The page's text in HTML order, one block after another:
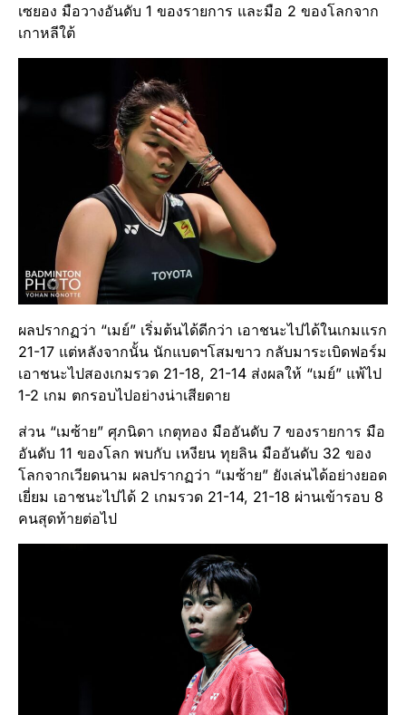
เซยอง มือวางอันดับ 1 ของรายการ และมือ 2 ของโลกจาก
เกาหลีใต้
ผลปรากฏว่า “เมย์” เริ่มต้นได้ดีกว่า เอาชนะไปได้ในเกมแรก
21-17 แต่หลังจากนั้น นักแบดฯโสมขาว กลับมาระเบิดฟอร์ม
เอาชนะไปสองเกมรวด 21-18, 21-14 ส่งผลให้ “เมย์” แพ้ไป
1-2 เกม ตกรอบไปอย่างน่าเสียดาย
ส่วน “เมซ้าย” ศุภนิดา เกตุทอง มืออันดับ 7 ของรายการ มือ
อันดับ 11 ของโลก พบกับ เหงียน ทุยลิน มืออันดับ 32 ของ
โลกจากเวียดนาม ผลปรากฏว่า “เมซ้าย” ยังเล่นได้อย่างยอด
เยี่ยม เอาชนะไปได้ 2 เกมรวด 21-14, 21-18 ผ่านเข้ารอบ 8
คนสุดท้ายต่อไป